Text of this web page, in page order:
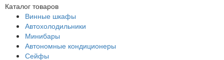
Каталог товаров
Винные шкафы
Автохолодильники
Минибары
Автономные кондиционеры
Сейфы